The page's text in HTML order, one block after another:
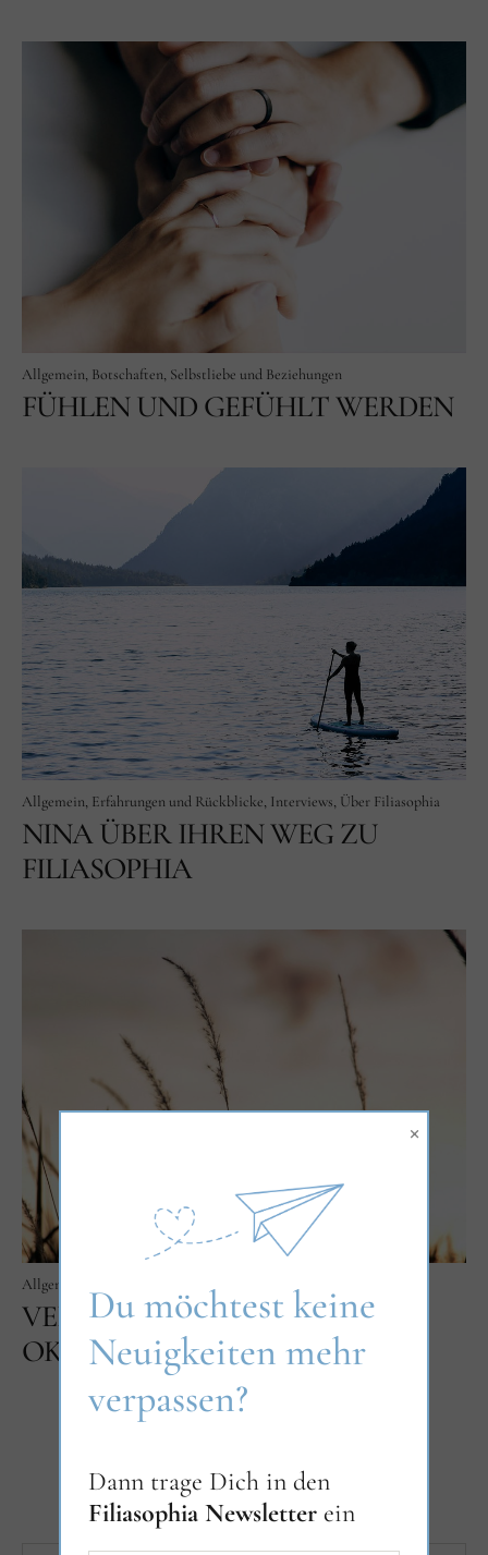
Allgemein Botschaften Selbstliebe und Beziehungen
FÜHLEN UND GEFÜHLT WERDEN
Allgemein Erfahrungen und Rückblicke Interviews Über Filiasophia
NINA ÜBER IHREN WEG ZU
FILIASOPHIA
Allgemein
VERANSTALTUNGEN IM
OKTOBER
Du möchtest keine
Neuigkeiten mehr
verpassen?
Dann trage Dich in den
Filiasophia Newsletter ein
×